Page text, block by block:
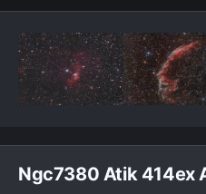
Ngc7380 Atik 414ex